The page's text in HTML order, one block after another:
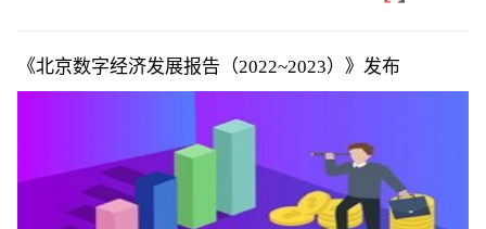
《北京数字经济发展报告（2022~2023）》发布